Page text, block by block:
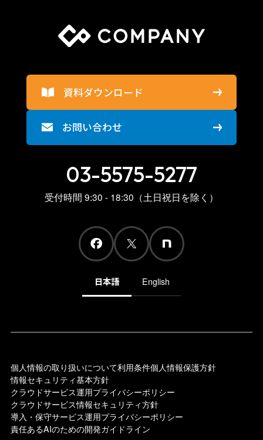
資料ダウンロード
お問い合わせ
03-5575-5277
受付時間 9:30 - 18:30（土日祝日を除く）
日本語 English
個人情報の取り扱いについて利用条件個人情報保護方針
情報セキュリティ基本方針
クラウドサービス運用プライバシーポリシー
クラウドサービス情報セキュリティ方針
導入・保守サービス運用プライバシーポリシー
責任あるAIのための開発ガイドライン